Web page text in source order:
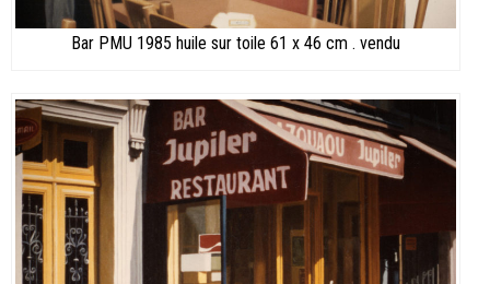
Bar PMU 1985 huile sur toile 61 x 46 cm . vendu